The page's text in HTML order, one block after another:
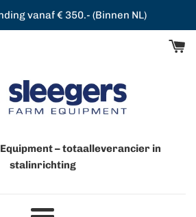
vanaf € 350.- (Binnen NL)
– totaalleverancier in
stalinrichting